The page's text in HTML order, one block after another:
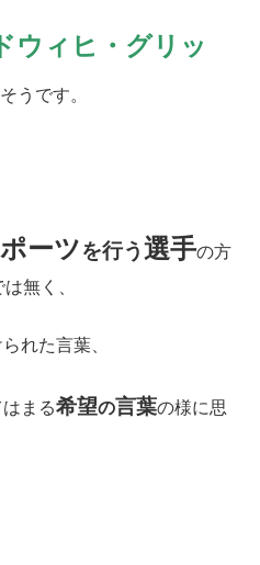
ウィヒ・グリッ
うです。
ーツを行う選手の方
無く、
れた言葉、
まる希望の言葉の様に思